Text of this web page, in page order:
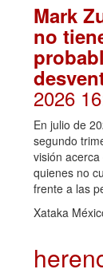
Mark
no
2026
En julio de
segundo
visión
quienes no
frente a las
Xataka